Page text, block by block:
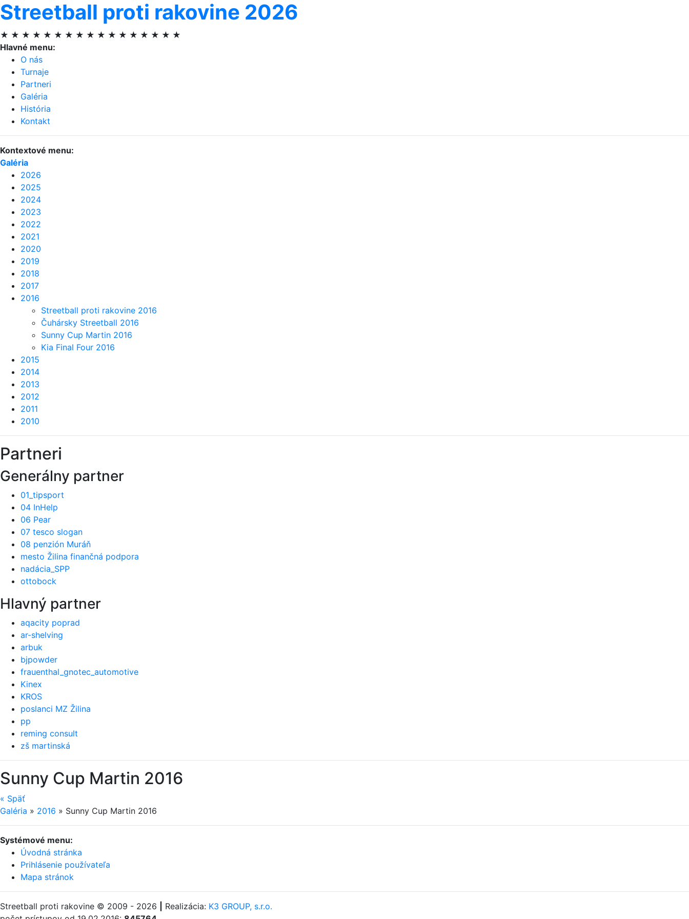
Streetball proti rakovine 2026
★ ★ ★ ★ ★ ★ ★ ★ ★ ★ ★ ★ ★ ★ ★ ★ ★
Hlavné menu:
O nás
Turnaje
Partneri
Galéria
História
Kontakt
Kontextové menu:
Galéria
2026
2025
2024
2023
2022
2021
2020
2019
2018
2017
2016
Streetball proti rakovine 2016
Čuhársky Streetball 2016
Sunny Cup Martin 2016
Kia Final Four 2016
2015
2014
2013
2012
2011
2010
Partneri
Generálny partner
01_tipsport
04 InHelp
06 Pear
07 tesco slogan
08 penzión Muráň
mesto Žilina finančná podpora
nadácia_SPP
ottobock
Hlavný partner
aqacity poprad
ar-shelving
arbuk
bjpowder
frauenthal_gnotec_automotive
Kinex
KROS
poslanci MZ Žilina
pp
reming consult
zš martinská
Sunny Cup Martin 2016
« Späť
Galéria » 2016 » Sunny Cup Martin 2016
Systémové menu:
Úvodná stránka
Prihlásenie používateľa
Mapa stránok
Streetball proti rakovine © 2009 - 2026 Realizácia: K3 GROUP, s.r.o.